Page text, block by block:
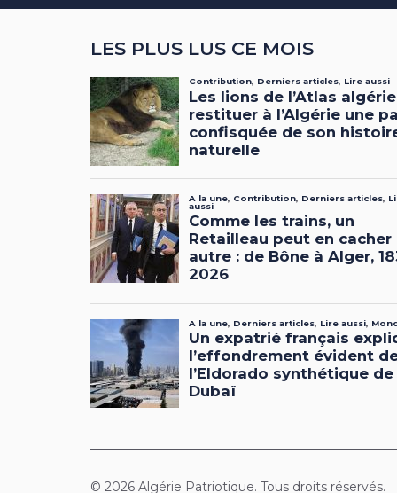
LES PLUS LUS CE MOIS
© 2026 Algérie Patriotique. Tous droits réservés.